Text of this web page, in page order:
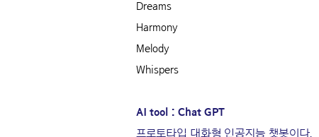
Dreams
Harmony
Melody
Whispers
AI tool : Chat GPT
프로토타입 대화형 인공지능 챗봇이다.